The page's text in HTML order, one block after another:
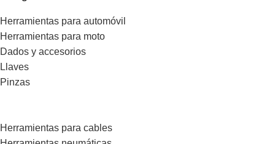
Herramientas para automóvil
Herramientas para moto
Dados y accesorios
Llaves
Pinzas
Herramientas para cables